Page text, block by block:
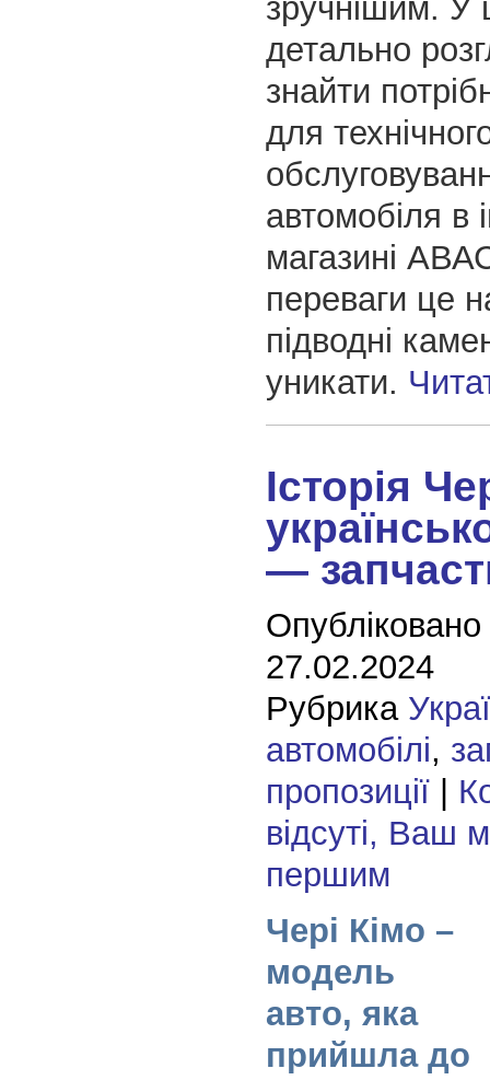
зручнішим. У
детально
знайти
для
автомобіля в
магазині
переваги це
підводні
уникати.
Історія
—
27.02.2024
Рубрика
автомобілі,
пропозиції|
відсуті, Ваш
першим
Чері Кімо –
модель
авто, яка
прийшла до